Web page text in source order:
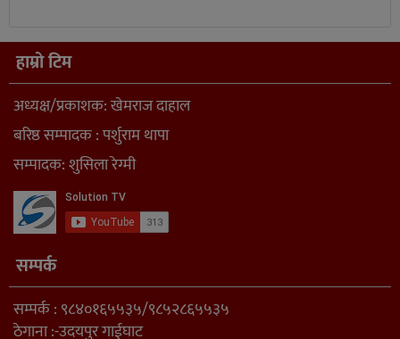
हाम्रो टिम
अध्यक्ष/प्रकाशक: खेमराज दाहाल
बरिष्ठ सम्पादक : पर्शुराम थापा
सम्पादक: शुसिला रेग्मी
सम्पर्क
सम्पर्क : ९८४०१६५५३५/९८५२८६५५३५
ठेगाना :-उदयपुर गाईघाट